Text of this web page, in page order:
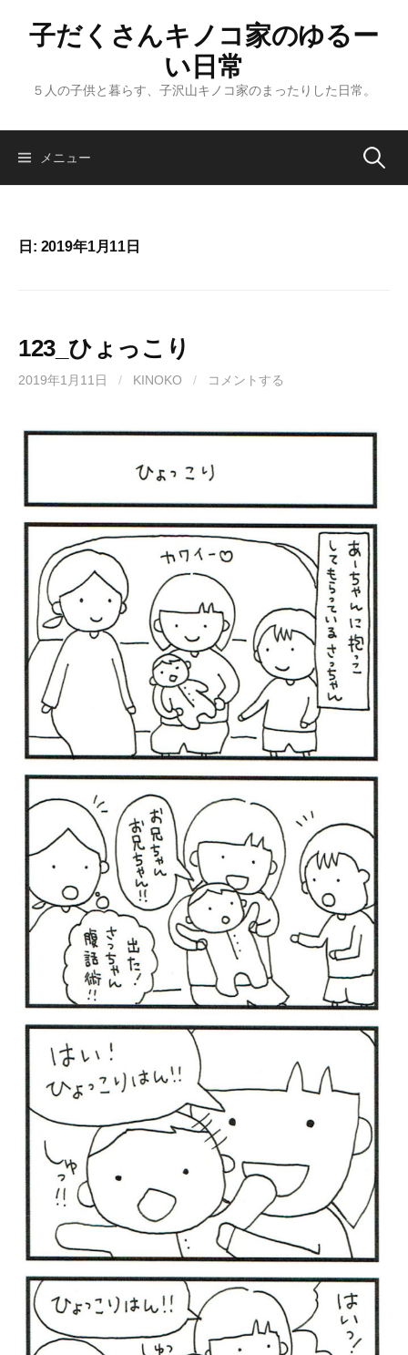
子だくさんキノコ家のゆるー
い日常
５人の子供と暮らす、子沢山キノコ家のまったりした日常。
メニュー 検
日: 2019年1月11日
123_ひょっこり
2019年1月11日 / KINOKO / コメントする